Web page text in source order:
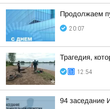
Продолжаем
20:07
Трагедия,
12:54
94 заседание